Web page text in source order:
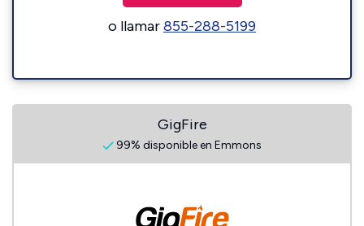
o llamar855-288-5199
GigFire
99% disponible en Emmons